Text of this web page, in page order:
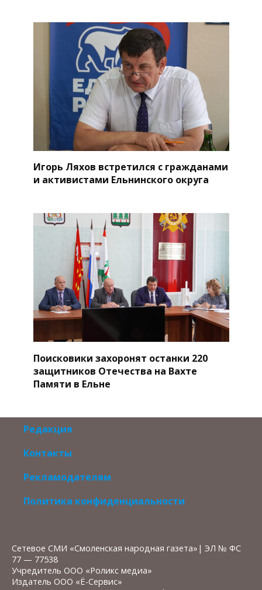
Игорь Ляхов встретился с гражданами
и активистами Ельнинского округа
Поисковики захоронят останки 220
защитников Отечества на Вахте
Памяти в Ельне
Редакция
Контакты
Рекламодателям
Политика конфиденциальности
Сетевое СМИ «Смоленская народная газета»| ЭЛ № ФС
77 — 77538
Учредитель ООО «Роликс медиа»
Издатель ООО «Ё-Сервис»